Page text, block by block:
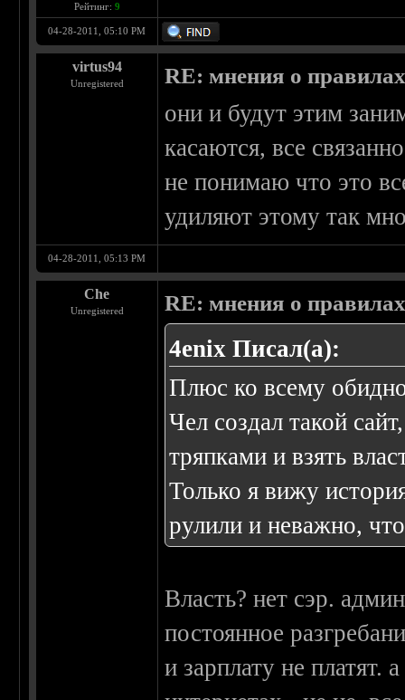
Рейтинг: 9
04-28-2011, 05:10 PM
virtus94
Unregistered RE: мнения о
они и будут этим
касаются, все
не понимаю что это
удиляют этому так
04-28-2011, 05:13 PM
Che
Unregistered RE: мнения о
4enix Писал(а):
Плюс ко всему
Чел создал такой
тряпками и взять
Только я вижу
рулили и неважно,
Власть? нет сэр.
постоянное
и зарплату не платят.